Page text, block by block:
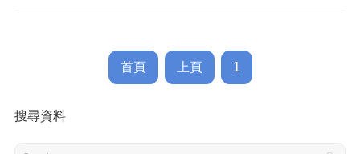
首頁 上頁 1
搜尋資料